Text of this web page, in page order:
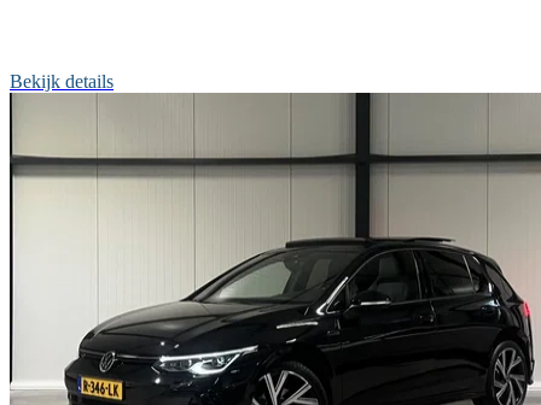
Bekijk details